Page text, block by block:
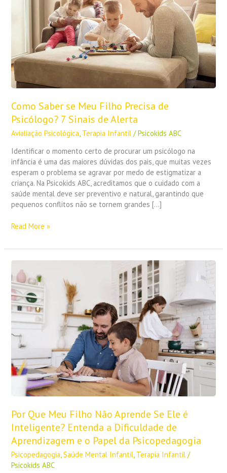
Como Saber se Meu Filho Precisa de
Psicólogo? 7 Sinais de Alerta
Avialiação Psicológica, Terapia Infantil /Psicokids ABC
Identificar o momento certo de procurar um psicólogo na
infância é uma das maiores dúvidas dos pais, que muitas vezes
esperam o problema se agravar por medo de estigmatizar a
criança. Na Psicokids ABC, acreditamos que o cuidado com a
saúde mental deve ser preventivo e natural, garantindo que
pequenos conflitos não se tornem grandes […]
Psicólogo?
Sinais
de
Alerta
Read More »
Por Que Meu Filho Não Aprende Se Ele é
Inteligente? Entenda a Dificuldade de
Aprendizagem e o Papel da Psicopedagogia
Psicopedagogia,Saúde Mental Infantil, Terapia Infantil /
Psicokids ABC
Que
Meu
Filho
Não
Ele
Inteligente?
Entenda
Dificuldade
Aprendizagem
e
o
Papel
da
Psicopedagogia